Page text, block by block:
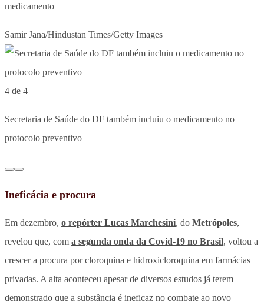
medicamento
Samir Jana/Hindustan Times/Getty Images
4 de 4
Secretaria de Saúde do DF também incluiu o medicamento no
protocolo preventivo
Ineficácia e procura
Em dezembro, o repórter Lucas Marchesini, do Metrópoles,
revelou que, com a segunda onda da Covid-19 no Brasil, voltou a
crescer a procura por cloroquina e hidroxicloroquina em farmácias
privadas. A alta aconteceu apesar de diversos estudos já terem
demonstrado que a substância é ineficaz no combate ao novo